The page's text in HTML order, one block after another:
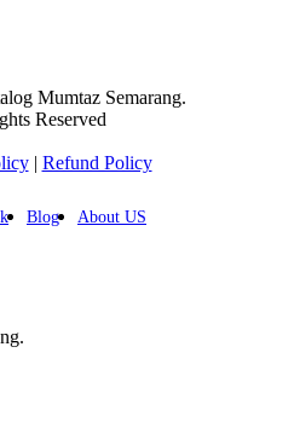
Mumtaz Semarang.
Reserved
| Refund Policy
Blog About US